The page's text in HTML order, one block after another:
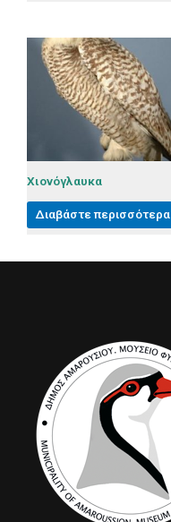
Χιονόγλαυκα
Διαβάστε περισσότερα